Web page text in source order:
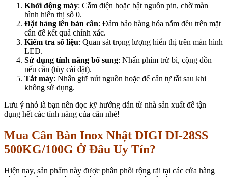
Khởi động máy: Cắm điện hoặc bật nguồn pin, chờ màn
hình hiển thị số 0.
Đặt hàng lên bàn cân: Đảm bảo hàng hóa nằm đều trên mặt
cân để kết quả chính xác.
Kiểm tra số liệu: Quan sát trọng lượng hiển thị trên màn hình
LED.
Sử dụng tính năng bổ sung: Nhấn phím trừ bì, cộng dồn
nếu cần (tùy cài đặt).
Tắt máy: Nhấn giữ nút nguồn hoặc để cân tự tắt sau khi
không sử dụng.
Lưu ý nhỏ là bạn nên đọc kỹ hướng dẫn từ nhà sản xuất để tận
dụng hết các tính năng của cân nhé!
Mua Cân Bàn Inox Nhật DIGI DI-28SS
500KG/100G Ở Đâu Uy Tín?
Hiện nay, sản phẩm này được phân phối rộng rãi tại các cửa hàng